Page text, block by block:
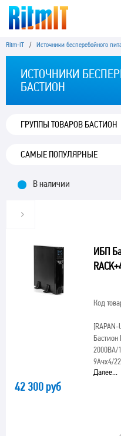
Ritm-IT / Источники бесперебойного
ИСТОЧНИКИ
БАСТИОН
ГРУППЫ ТОВАРОВ БАСТИОН
В наличии
ИБП
Код
[RAPAN-
Бастион
2000ВА/
9Ачх4/
Далее...
42 300 руб